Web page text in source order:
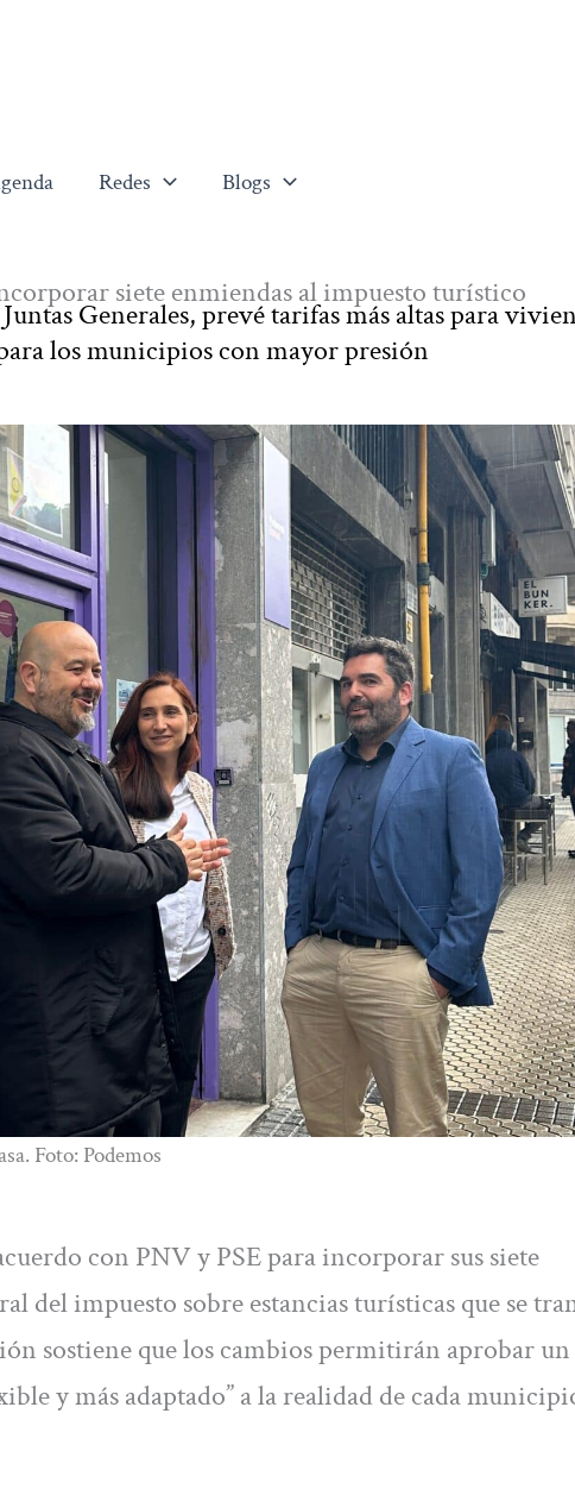
Redes Blogs
siete enmiendas al impuesto turístico
Generales, prevé tarifas más altas para
los municipios con mayor presión
Foto: Podemos
con PNV y PSE para incorporar sus siete
del impuesto sobre estancias turísticas que se
sostiene que los cambios permitirán aprobar un
y más adaptado” a la realidad de cada